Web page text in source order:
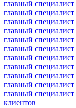
главный специалист
главный специалист
главный
главный
главный специалист
главный
главный специалист
главный
главный специалист
главный специалист
главный
клиентов